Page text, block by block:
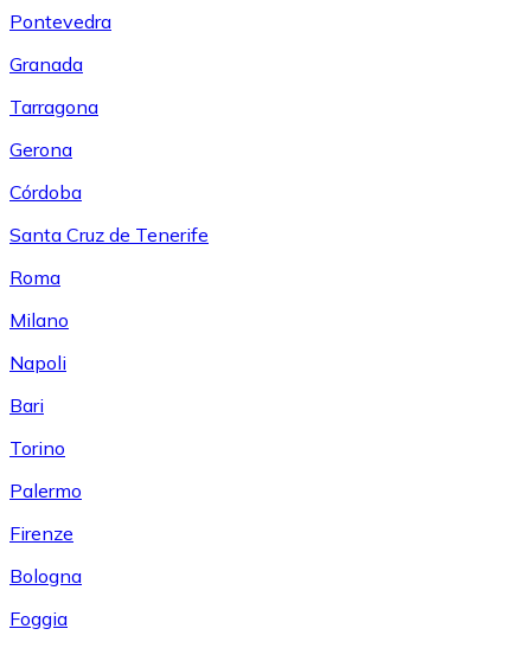
Pontevedra
Granada
Tarragona
Gerona
Córdoba
Santa Cruz de Tenerife
Roma
Milano
Napoli
Bari
Torino
Palermo
Firenze
Bologna
Foggia